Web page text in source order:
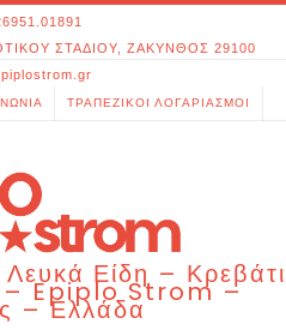
ΣΤΑΔΙΟΥ, ΖΑΚΥΝΘΟΣ 29100
ΤΡΑΠΕΖΙΚΟΊ ΛΟΓΑΡΙΑΣΜΟΊ
Είδη – Κρεβάτι
– Epiplo Strom –
– Ελλάδα